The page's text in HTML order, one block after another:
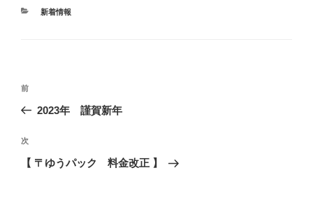
カ
新着情報
投
ビ
ゲ
前
の
稿
前
2023年 謹賀新年
次
の
次
【 〒ゆうパック 料金改正 】